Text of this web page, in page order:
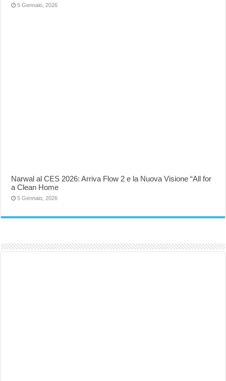
5 Gennaio, 2026
Narwal al CES 2026: Arriva Flow 2 e la Nuova Visione “All for
a Clean Home
5 Gennaio, 2026